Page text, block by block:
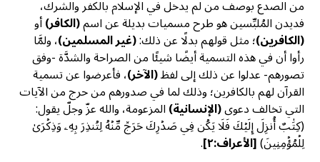
من الصدع بوصف من لم يدخل في الإسلام بالكفر والشرك،
فديدن المُلبِّسين هو طرح مسميات بديلة عن اسم(الكافر)أو
(الكافرين)؛ مثل قولهم بدلًا عن ذلك:(غير المسلمين)، ولمَّا
رأوا أن في هذه التسمية أيضًا شيئًا من الصراحة والشدَّة -وفق
تصورهم- عدلوا عن ذلك إلى لفظ(الآخر)، فأعرضوا عن تسمية
القرآن لهم بالكافرين؛ وذلك لما في صدورهم من حرج من الآيات
التي تخالف دعوى(الإنسانية)المزعومة، والله عزّ وجلّ يقول:
(كِتَٰبٌ أُنزِلَ إِلَيۡكَ فَلَا يَكُن فِي صَدۡرِكَ حَرَجٞ مِّنۡهُ لِتُنذِرَ بِهِۦ وَذِكۡرَىٰ
لِلۡمُؤۡمِنِينَ)[الأعراف:٢] .